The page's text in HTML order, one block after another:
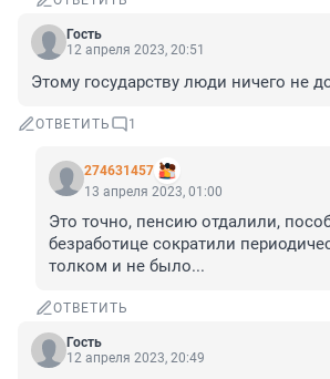
Гость
12 апреля 2023, 20:51
Этому государству люди ничего не
ОТВЕТИТЬ 1
274631457
13 апреля 2023, 01:00
Это точно, пенсию отдалили,
безработице сократили
толком и не было...
ОТВЕТИТЬ
Гость
12 апреля 2023, 20:49